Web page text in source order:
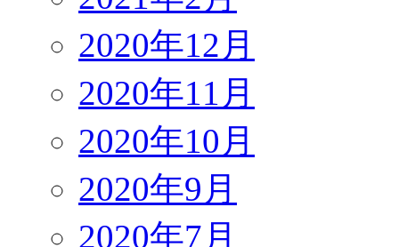
2020年12月
2020年11月
2020年10月
2020年9月
2020年7月